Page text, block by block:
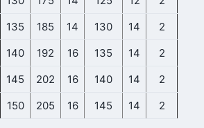
135
185 14 130 14
2
140
192 16 135 14
2
145
202 16 140 14
2
150
205 16 145 14 2